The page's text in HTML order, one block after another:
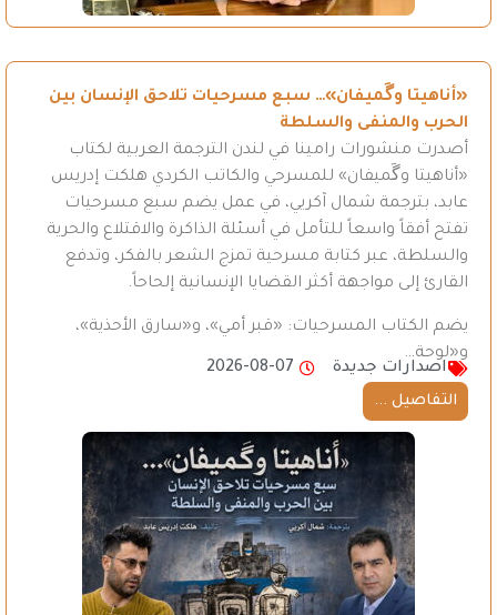
«أناهيتا وگَميفان»… سبع مسرحيات تلاحق الإنسان بين
الحرب والمنفى والسلطة
أصدرت منشورات رامينا في لندن الترجمة العربية لكتاب
«أناهيتا وگَميفان» للمسرحي والكاتب الكردي هلكت إدريس
عابد، بترجمة شمال آكريي، في عمل يضم سبع مسرحيات
تفتح أفقاً واسعاً للتأمل في أسئلة الذاكرة والاقتلاع والحرية
والسلطة، عبر كتابة مسرحية تمزج الشعر بالفكر، وتدفع
القارئ إلى مواجهة أكثر القضايا الإنسانية إلحاحاً.
يضم الكتاب المسرحيات: «قبر أمي»، و«سارق الأحذية»،
و«لوحة…
اصدارات جديدة
2026-08-07
التفاصيل ...